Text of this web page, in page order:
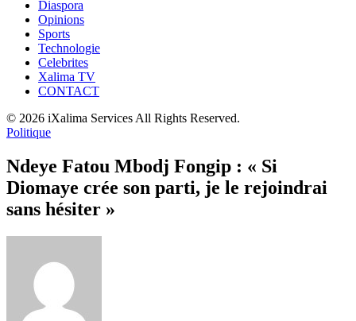
Diaspora
Opinions
Sports
Technologie
Celebrites
Xalima TV
CONTACT
© 2026 iXalima Services All Rights Reserved.
Politique
Ndeye Fatou Mbodj Fongip : « Si
Diomaye crée son parti, je le rejoindrai
sans hésiter »